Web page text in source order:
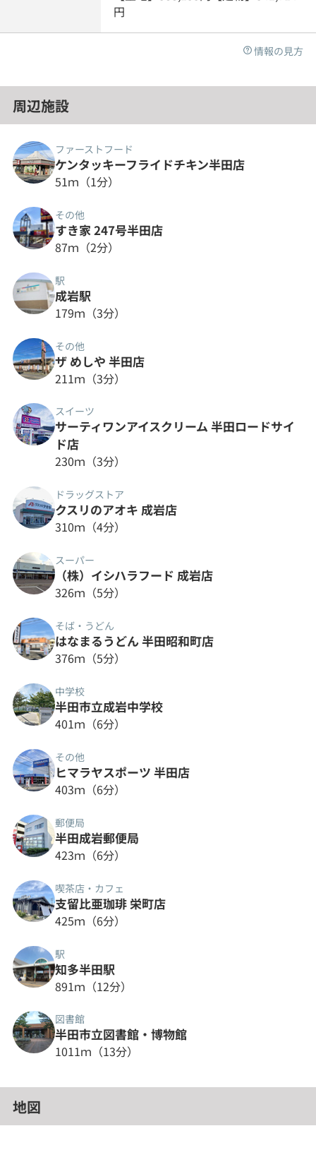
円
情報の見方
周辺施設
ファーストフード
ケンタッキーフライドチキン半田店
51ｍ（1分）
その他
すき家 247号半田店
87ｍ（2分）
駅
成岩駅
179ｍ（3分）
その他
ザ めしや 半田店
211ｍ（3分）
スイーツ
サーティワンアイスクリーム 半田ロードサイ
ド店
230ｍ（3分）
ドラッグストア
クスリのアオキ 成岩店
310ｍ（4分）
スーパー
（株）イシハラフード 成岩店
326ｍ（5分）
そば・うどん
はなまるうどん 半田昭和町店
376ｍ（5分）
中学校
半田市立成岩中学校
401ｍ（6分）
その他
ヒマラヤスポーツ 半田店
403ｍ（6分）
郵便局
半田成岩郵便局
423ｍ（6分）
喫茶店・カフェ
支留比亜珈琲 栄町店
425ｍ（6分）
駅
知多半田駅
891ｍ（12分）
図書館
半田市立図書館・博物館
1011ｍ（13分）
地図